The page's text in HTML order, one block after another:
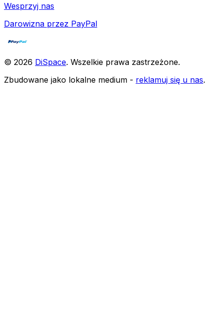
Wesprzyj nas
Darowizna przez PayPal
© 2026 DiSpace. Wszelkie prawa zastrzeżone.
Zbudowane jako lokalne medium - reklamuj się u nas.